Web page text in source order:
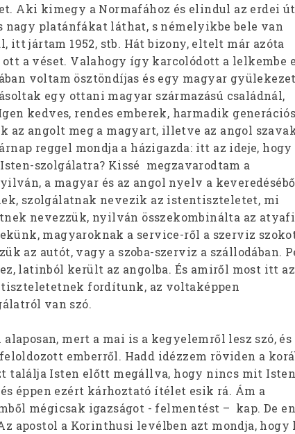
Aki kimegy a Normafához és elindul az erdei
nagy platánfákat láthat, s némelyikbe bele van
itt jártam 1952, stb. Hát bizony, eltelt már azóta
a véset. Valahogy így karcolódott a lelkembe
voltam ösztöndíjas és egy magyar
egy ottani magyar származású családnál,
kedves, rendes emberek, harmadik generációs
az angolt meg a magyart, illetve az angol
reggel mondja a házigazda: itt az ideje, hogy
szolgálatra? Kissé megzavarodtam a
a magyar és az angol nyelv a
szolgálatnak nevezik az istentiszteletet, mi
nevezzük, nyilván összekombinálta az atyafi
magyaroknak a service-ről a szerviz
az autót, vagy a szoba-szerviz a szállodában.
latinból került az angolba. És amiről most itt az
fordítunk, az voltaképpen
van szó.
mert a mai is a kegyelemről lesz szó, és
emberről. Hadd idézzem röviden a
találja Isten előtt megállva, hogy nincs mit Isten
éppen ezért kárhoztató ítélet esik rá. Ám a
mégicsak igazságot - felmentést – kap. De
apostol a Korinthusi levélben azt mondja, hogy